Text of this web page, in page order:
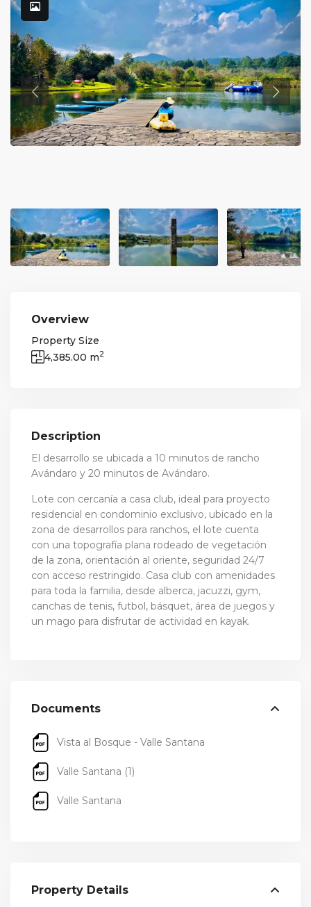
Overview
Property Size
4,385.00 m2
Description
El desarrollo se ubicada a 10 minutos de rancho
Avándaro y 20 minutos de Avándaro.
Lote con cercanía a casa club, ideal para proyecto
residencial en condominio exclusivo, ubicado en la
zona de desarrollos para ranchos, el lote cuenta
con una topografía plana rodeado de vegetación
de la zona, orientación al oriente, seguridad 24/7
con acceso restringido. Casa club con amenidades
para toda la familia, desde alberca, jacuzzi, gym,
canchas de tenis, futbol, básquet, área de juegos y
un mago para disfrutar de actividad en kayak.
Documents
Vista al Bosque - Valle Santana
Valle Santana (1)
Valle Santana
Property Details